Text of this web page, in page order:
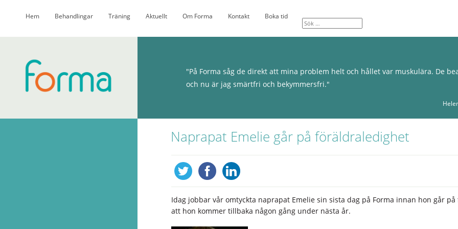
Hem Behandlingar Träning Aktuellt Om Forma Kontakt Boka tid
"På Forma såg de direkt att mina problem helt och hållet var muskulära. De
och nu är jag smärtfri och bekymmersfri."
Naprapat Emelie går på föräldraledighet
Idag jobbar vår omtyckta naprapat Emelie sin sista dag på Forma innan hon går
att hon kommer tillbaka någon gång under nästa år.